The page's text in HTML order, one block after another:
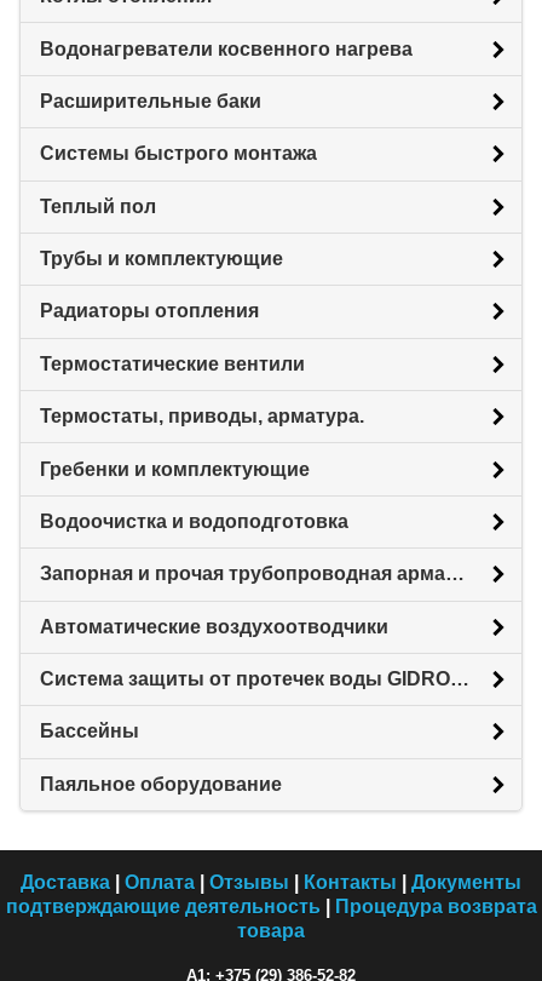
Водонагреватели косвенного нагрева
Расширительные баки
Системы быстрого монтажа
Теплый пол
Трубы и комплектующие
Радиаторы отопления
Термостатические вентили
Термостаты, приводы, арматура.
Гребенки и комплектующие
Водоочистка и водоподготовка
Запорная и прочая трубопроводная арматура
Автоматические воздухоотводчики
Система защиты от протечек воды GIDROLOCK
Бассейны
Паяльное оборудование
Доставка Оплата Отзывы Контакты
Документы
подтверждающие деятельность
Процедура возврата
товара
A1: +375 (29) 386-52-82